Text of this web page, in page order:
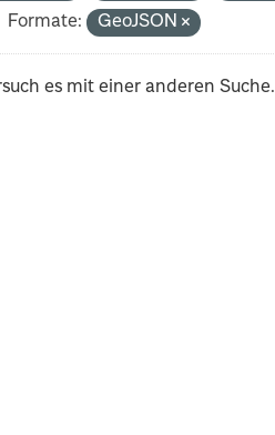
Formate: GeoJSON
es mit einer anderen Suche.